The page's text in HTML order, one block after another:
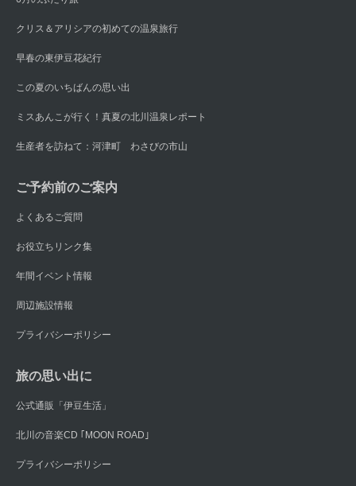
クリス＆アリシアの初めての温泉旅行
早春の東伊豆花紀行
この夏のいちばんの思い出
ミスあんこが行く！真夏の北川温泉レポート
生産者を訪ねて：河津町 わさびの市山
ご予約前のご案内
よくあるご質問
お役立ちリンク集
年間イベント情報
周辺施設情報
プライバシーポリシー
旅の思い出に
公式通販「伊豆生活」
北川の音楽CD ｢MOON ROAD｣
プライバシーポリシー